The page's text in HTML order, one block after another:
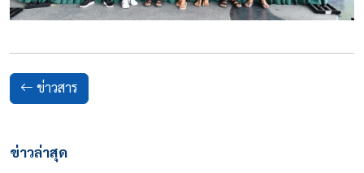
ข่าวสาร
ข่าวล่าสุด